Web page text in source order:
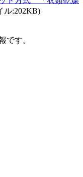
ル:202KB)
です。